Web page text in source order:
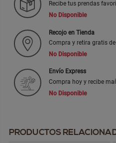
Recibe tus prendas
No Disponible
Recojo en Tienda
Compra y retira gratis
No Disponible
Envío Express
Compra hoy y recibe
No Disponible
PRODUCTOS